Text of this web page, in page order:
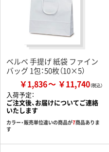
ベルベ 手提げ 紙袋 ファイン
バッグ 1包：50枚（10×5）
￥1,836 ￥11,740
入荷予定：
ご注文後、お届けについてご連絡
いたします
カラー・販売単位違いの商品が7商品ありま
す